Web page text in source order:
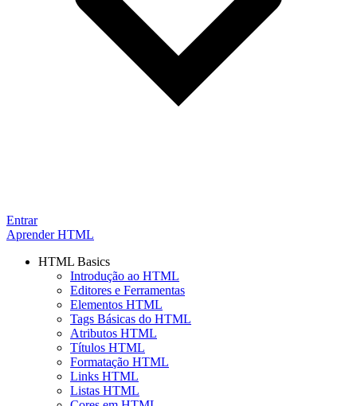
Entrar
Aprender HTML
HTML Basics
Introdução ao HTML
Editores e Ferramentas
Elementos HTML
Tags Básicas do HTML
Atributos HTML
Títulos HTML
Formatação HTML
Links HTML
Listas HTML